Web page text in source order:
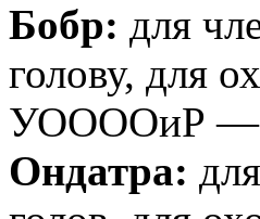
Бобр: для
голову, для
УООООиР —
Ондатра: